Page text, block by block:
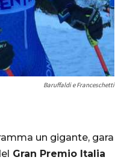
Baruffaldi e Franceschetti
un gigante, gara
Gran Premio Italia